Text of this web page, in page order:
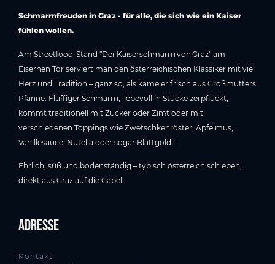
Schmarrnfreuden in Graz - für alle, die sich wie ein Kaiser
fühlen wollen.
Am Streetfood-Stand "Der Kaiserschmarrn von Graz" am
Eisernen Tor serviert man den österreichischen Klassiker mit viel
Herz und Tradition – ganz so, als käme er frisch aus Großmutters
Pfanne. Fluffiger Schmarrn, liebevoll in Stücke zerpflückt,
kommt traditionell mit Zucker oder Zimt oder mit
verschiedenen Toppings wie Zwetschkenröster, Apfelmus,
Vanillesauce, Nutella oder sogar Blattgold!
Ehrlich, süß und bodenständig – typisch österreichisch eben,
direkt aus Graz auf die Gabel.
Adresse
Kontakt